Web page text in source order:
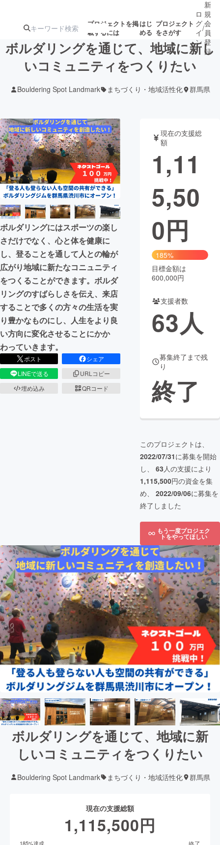
プロジェクトを掲
載するには
はじ
める
プロジェクト
をさがす
ジェクト
ターン
ジェクト
募集終了が近いプ
ロジェクト
されます
アート・写真 音楽
テクノロジー・ガジェット ゲーム・サ
映像・映画
ビジネス・起業
まちづくり・地域活性化
CAMPFIRE for Social Good
CAMPFIRE Creation
CAMPFIREふるさと納税machi-ya コミュニティ
ロ
グ
イ
ン
/
新
規
会
員
登
録
ボルダリングを通じて、地域に新し
いコミュニティをつくりたい
Bouldering Spot Landmark まちづくり・地域活性化 群馬県
ボルダリングにはスポーツの楽し
さだけでなく、心と体を健康に
し、登ることを通して人との輪が
広がり地域に新たなコニュニティ
をつくることができます。ボルダ
リングのすばらしさを伝え、来店
することで多くの方々の生活を実
り豊かなものにし、人生をより良
い方向に変化させることにかか
わっていきます。
ポスト
シェア
LINEで送る
URLコピー
埋め込み
QRコード
現在の支援総
額
1,11
5,50
0円
185%
目標金額は
600,000円
支援者数
63人
募集終了まで残
り
終了
このプロジェクトは、
2022/07/31に募集を開始
し、 63人の支援により
1,115,500円の資金を集
め、 2022/09/06に募集を
終了しました
もう一度プロジェク
トをやってほしい
ボルダリングを通じて、地域に新
しいコミュニティをつくりたい
Bouldering Spot Landmark まちづくり・地域活性化 群馬県
現在の支援総額
1,115,500円
185%達成 終了